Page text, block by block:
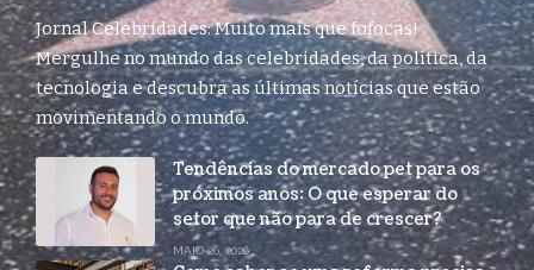
Jornal Celebridades: Muito mais que fofocas!
Mergulhe no mundo das celebridades, da política, da
tecnologia e descubra as últimas notícias que estão
movimentando o mundo.
Tendências do mercado pet para os
próximos anos: O que esperar do
setor que não para de crescer?
MAIO 26, 2026